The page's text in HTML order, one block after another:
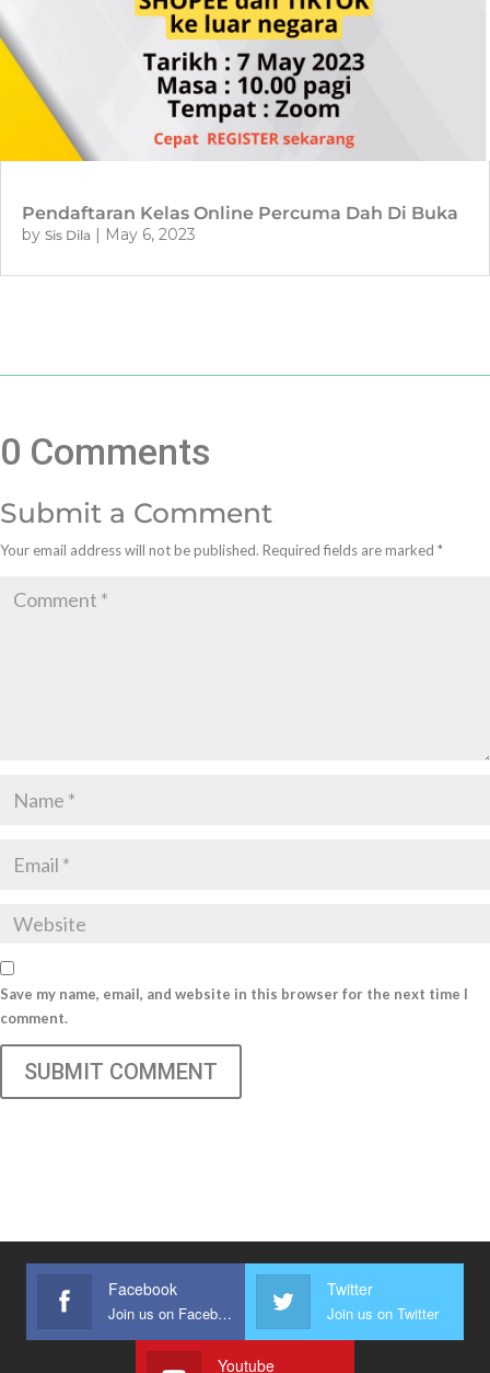
Pendaftaran Kelas Online Percuma Dah Di Buka
by Sis Dila | May 6, 2023
0 Comments
Submit a Comment
Your email address will not be published. Required fields are marked *
Save my name, email, and website in this browser for the next time I
comment.
SUBMIT COMMENT
Facebook
Join us on Facebook
Twitter
Join us on Twitter
Youtube